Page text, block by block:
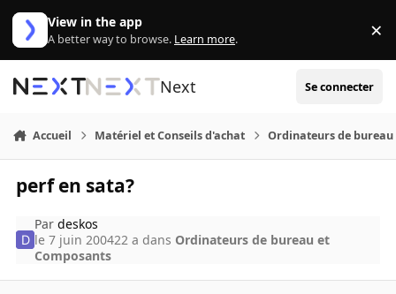
Aller au contenu
View in the app
A better way to browse. Learn more. ×
Next Se connecter
Accueil Matériel et Conseils d'achat Ordinateurs de bureau
perf en sata?
Pardeskos
le 7 juin 200422 a dans Ordinateurs de bureau et
Composants